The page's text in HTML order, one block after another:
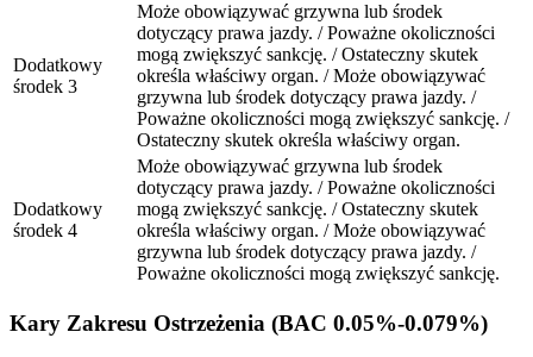
Dodatkowy
środek 3
Może obowiązywać grzywna lub środek
dotyczący prawa jazdy. / Poważne okoliczności
mogą zwiększyć sankcję. / Ostateczny skutek
określa właściwy organ. / Może obowiązywać
grzywna lub środek dotyczący prawa jazdy. /
Poważne okoliczności mogą zwiększyć sankcję. /
Ostateczny skutek określa właściwy organ.
Dodatkowy
środek 4
Może obowiązywać grzywna lub środek
dotyczący prawa jazdy. / Poważne okoliczności
mogą zwiększyć sankcję. / Ostateczny skutek
określa właściwy organ. / Może obowiązywać
grzywna lub środek dotyczący prawa jazdy. /
Poważne okoliczności mogą zwiększyć sankcję.
Kary Zakresu Ostrzeżenia (BAC 0.05%-0.079%)